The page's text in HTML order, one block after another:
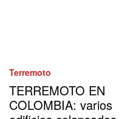
Terremoto
TERREMOTO EN
COLOMBIA: varios